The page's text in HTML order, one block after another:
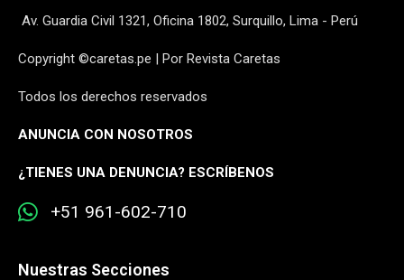
Av. Guardia Civil 1321, Oficina 1802, Surquillo, Lima - Perú
Copyright ©caretas.pe | Por Revista Caretas
Todos los derechos reservados
ANUNCIA CON NOSOTROS
¿TIENES UNA DENUNCIA? ESCRÍBENOS
+51 961-602-710
Nuestras Secciones